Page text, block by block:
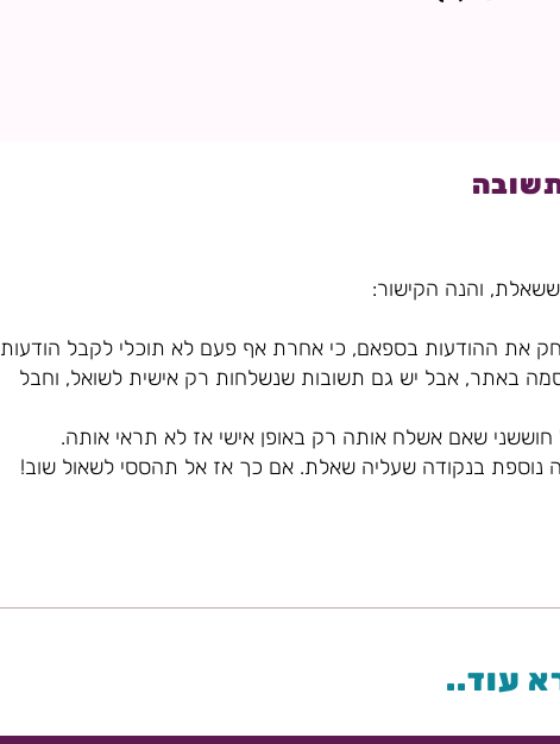
את ההודעות בספאם, כי אחרת אף פעם לא תוכלי לקבל הודעות
באתר, אבל יש גם תשובות שנשלחות רק אישית לשואל, וחבל
שאם אשלח אותה רק באופן אישי אז לא תראי אותה.
נוספת בנקודה שעליה שאלת. אם כך אז אל תהססי לשאול שוב!
עוד..